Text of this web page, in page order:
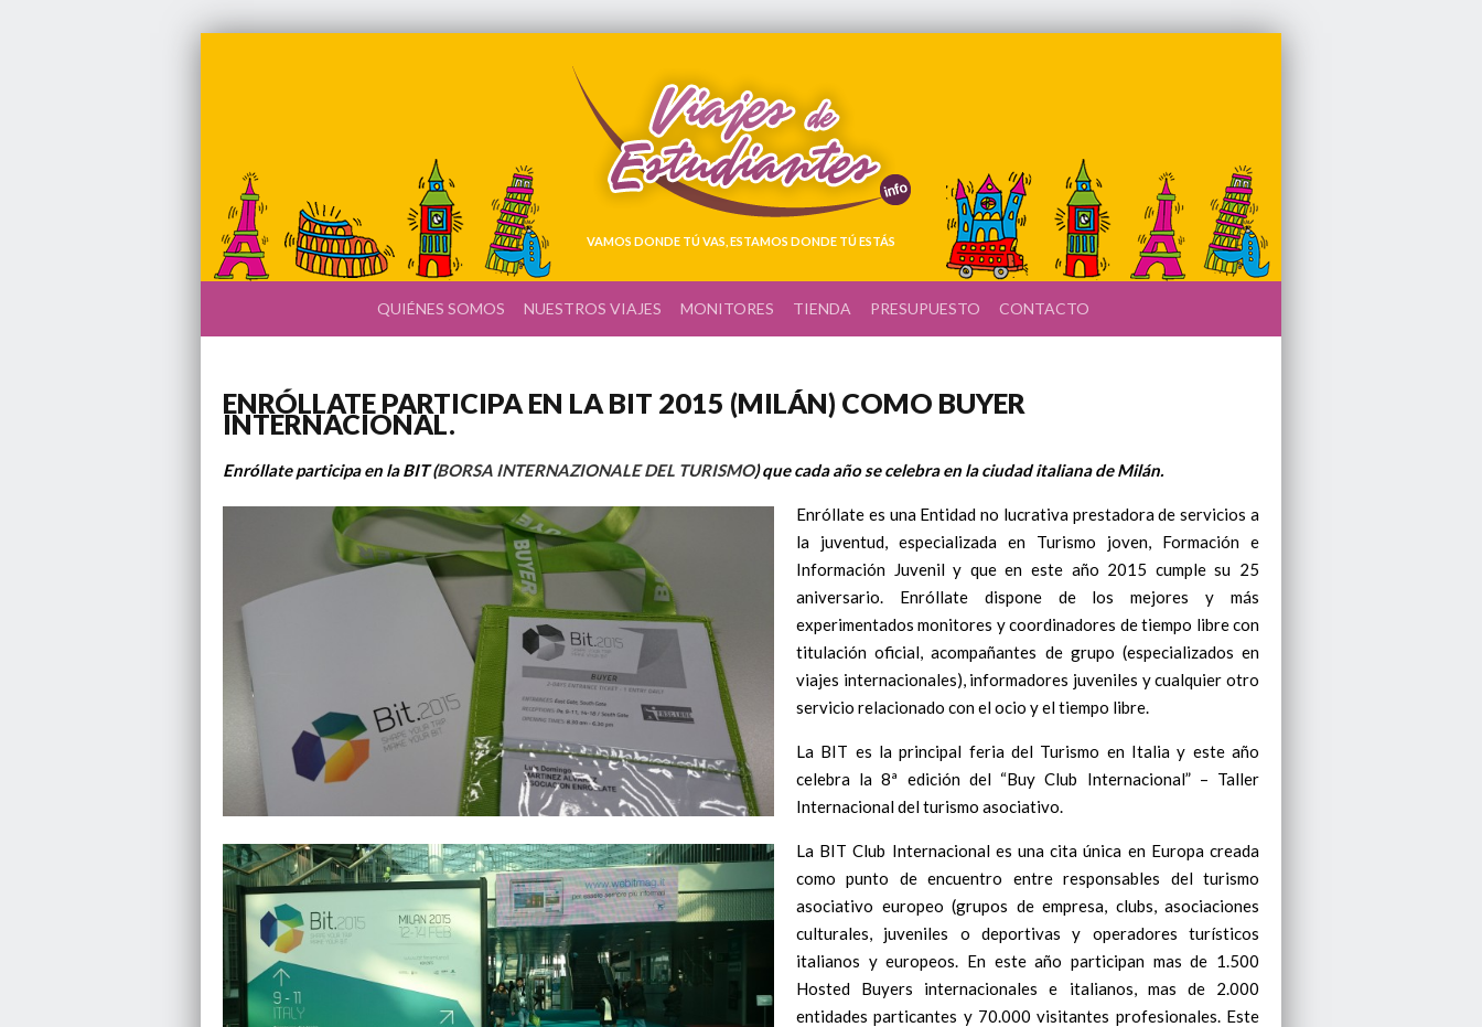
VAMOS DONDE TÚ VAS, ESTAMOS DONDE TÚ ESTÁS
QUIÉNES SOMOS NUESTROS VIAJES MONITORES TIENDA PRESUPUESTO CONTACTO
ENRÓLLATE PARTICIPA EN LA BIT 2015 (MILÁN) COMO BUYER
INTERNACIONAL.
Enróllate participa en la BIT (BORSA INTERNAZIONALE DEL TURISMO) que cada año se celebra en la ciudad italiana de Milán.
Enróllate es una Entidad no lucrativa prestadora de servicios a
la juventud, especializada en Turismo joven, Formación e
Información Juvenil y que en este año 2015 cumple su 25
aniversario. Enróllate dispone de los mejores y más
experimentados monitores y coordinadores de tiempo libre con
titulación oficial, acompañantes de grupo (especializados en
viajes internacionales), informadores juveniles y cualquier otro
servicio relacionado con el ocio y el tiempo libre.
La BIT es la principal feria del Turismo en Italia y este año
celebra la 8ª edición del “Buy Club Internacional” – Taller
Internacional del turismo asociativo.
La BIT Club Internacional es una cita única en Europa creada
como punto de encuentro entre responsables del turismo
asociativo europeo (grupos de empresa, clubs, asociaciones
culturales, juveniles o deportivas y operadores turísticos
italianos y europeos. En este año participan mas de 1.500
Hosted Buyers internacionales e italianos, mas de 2.000
entidades particantes y 70.000 visitantes profesionales. Este